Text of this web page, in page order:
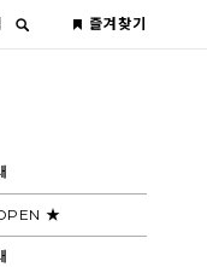
즐겨찾기
★